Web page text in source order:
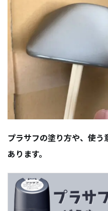
プラサフの塗り方や、使
あります。